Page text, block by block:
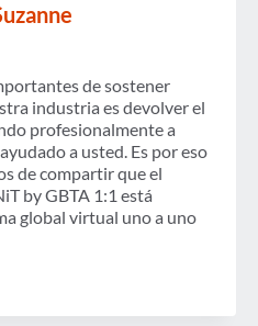
de sostener
industria es devolver el
profesionalmente a
a usted. Es por eso
de compartir que el
by GBTA 1:1 está
global virtual uno a uno